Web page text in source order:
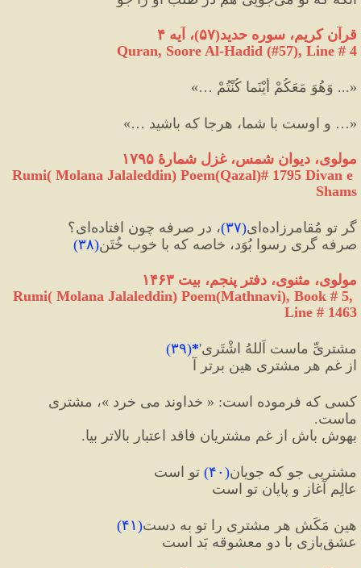
قرآن کریم، سوره حديد(۵۷)، آيه ۴
Quran, Soore Al-Hadid (#57), Line # 4
«... وَهُوَ مَعَكُمْ أَيْنَما كُنْتُمْ …»
«… و اوست با شما، هرجا که باشید …»
مولوی، دیوان شمس، غزل شمارهٔ ۱۷۹۵
Rumi( Molana Jalaleddin) Poem(Qazal)# 1795 Divan e
Shams
گر تو مُقامرزاده‌ای (۳۷)، در صرفه چون افتاده‌ای؟
صرفه گری رسوا بُوَد، خاصه که با خوبِ خُتَن(۳۸)
مولوی، مثنوی، دفتر پنجم، بیت ۱۴۶۳
Rumi( Molana Jalaleddin) Poem(Mathnavi), Book # 5,
Line # 1463
مشتریِّ ماست اَللهُ اشْتَری'*
(۳۹)
از غمِ هر مشتری هین برتر آ
ماست.
بهوش باش از غم مشتریانِ فاقد اعتبار بالاتر بیا.
مشتریی جو که جویانِ( ۴۰) تو است
عالِمِ آغاز و پایانِ تو است
هین مَکَش هر مشتری را تو به دست(۴۱)
عشق‌بازی با دو معشوقه بَد است